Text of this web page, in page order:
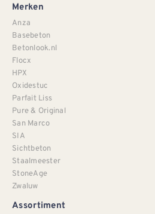
Merken
Anza
Basebeton
Betonlook.nl
Flocx
HPX
Oxidestuc
Parfait Liss
Pure & Original
San Marco
SIA
Sichtbeton
Staalmeester
StoneAge
Zwaluw
Assortiment